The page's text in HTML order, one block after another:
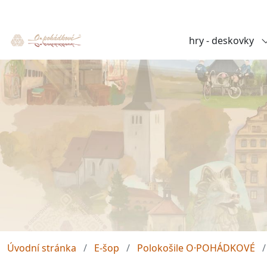
hry - deskovky
Úvodní stránka E-šop Polokošile O·POHÁDKOVÉ